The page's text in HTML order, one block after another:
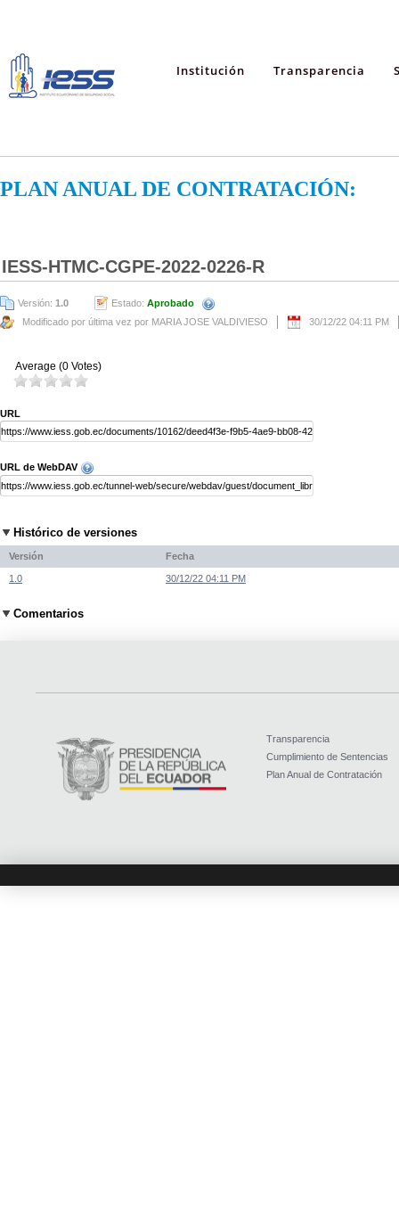
Institución Transparencia
PLAN ANUAL DE CONTRATACIÓN:
IESS-HTMC-CGPE-2022-0226-R
Versión: 1.0 Estado: Aprobado
Modificado por última vez por MARIA JOSE VALDIVIESO
30/12/22 04:11 PM
Average (0 Votes)
URL
URL de WebDAV
Histórico de versiones
Versión Fecha
1.0 30/12/22 04:11 PM
Comentarios
Transparencia
Cumplimiento de Sentencias
Plan Anual de Contratación